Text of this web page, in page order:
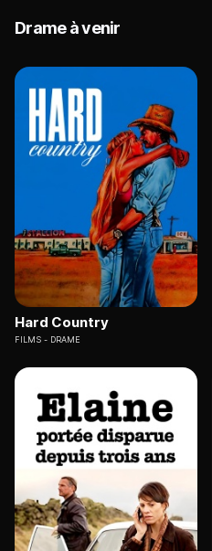
Drame à venir
Hard Country
FILMS DRAME